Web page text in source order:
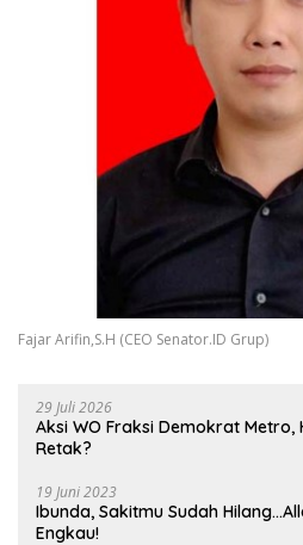
Fajar Arifin,S.H (CEO Senator.ID Grup)
29 Juli 2026
Aksi WO Fraksi Demokrat Metro,
Retak?
19 Juni 2023
Ibunda, Sakitmu Sudah
Engkau!